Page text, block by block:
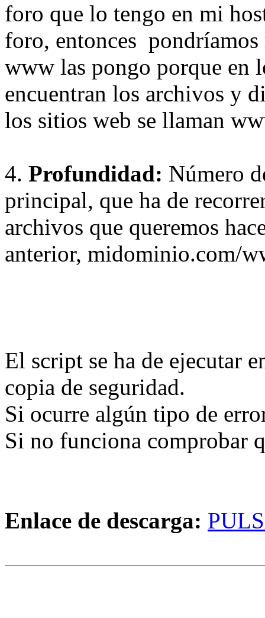
foro que lo tengo en mi
foro, entonces
www las pongo porque en
encuentran los archivos y
los sitios web se llaman
4. Profundidad: Número
principal, que ha de
archivos que queremos
anterior, midominio.com/
El script se ha de ejecutar
copia de seguridad.
Si ocurre algún tipo de
Si no funciona comprobar
Enlace de descarga: